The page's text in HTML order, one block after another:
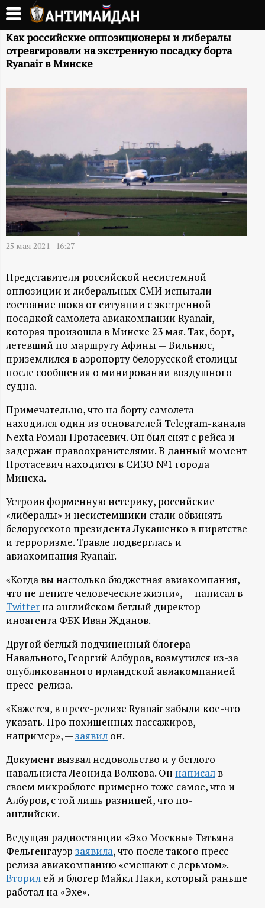
Перейти
основному
содержанию
А
Н
Т
М
А
Й
Д
Н
-
и
н
ф
о
р
м
а
ц
и
о
н
ы
й
о
р
т
а
л
Как российские оппозиционеры и либералы
отреагировали на экстренную посадку борта
Ryanair в Минске
25 мая 2021 - 16:27
Представители российской несистемной
оппозиции и либеральных СМИ испытали
состояние шока от ситуации с экстренной
посадкой самолета авиакомпании Ryanair,
которая произошла в Минске 23 мая. Так, борт,
летевший по маршруту Афины — Вильнюс,
приземлился в аэропорту белорусской столицы
после сообщения о минировании воздушного
судна.
Примечательно, что на борту самолета
находился один из основателей Telegram-канала
Nexta Роман Протасевич. Он был снят с рейса и
задержан правоохранителями. В данный момент
Протасевич находится в СИЗО №1 города
Минска.
Устроив форменную истерику, российские
«либералы» и несистемщики стали обвинять
белорусского президента Лукашенко в пиратстве
и терроризме. Травле подверглась и
авиакомпания Ryanair.
«Когда вы настолько бюджетная авиакомпания,
что не цените человеческие жизни», — написал в
Twitter на английском беглый директор
иноагента ФБК Иван Жданов.
Другой беглый подчиненный блогера
Навального, Георгий Албуров, возмутился из-за
опубликованного ирландской авиакомпанией
пресс-релиза.
«Кажется, в пресс-релизе Ryanair забыли кое-что
указать. Про похищенных пассажиров,
например», —заявил он.
Документ вызвал недовольство и у беглого
навальниста Леонида Волкова. Он написал в
своем микроблоге примерно тоже самое, что и
Албуров, с той лишь разницей, что по-
английски.
Ведущая радиостанции «Эхо Москвы» Татьяна
Фельгенгауэр заявила, что после такого пресс-
релиза авиакомпанию «смешают с дерьмом».
Вторил ей и блогер Майкл Наки, который раньше
работал на «Эхе».